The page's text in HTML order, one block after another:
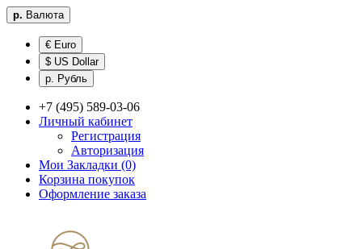
р. Валюта
€ Euro
$ US Dollar
р. Рубль
+7 (495) 589-03-06
Личный кабинет
Регистрация
Авторизация
Мои Закладки (0)
Корзина покупок
Оформление заказа